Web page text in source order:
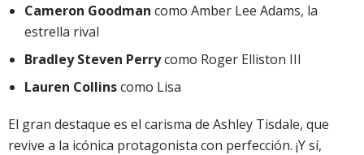
Cameron Goodman como Amber Lee Adams, la
estrella rival
Bradley Steven Perrycomo Roger Elliston III
Lauren Collinscomo Lisa
El gran destaque es el carisma de Ashley Tisdale, que
revive a la icónica protagonista con perfección. ¡Y sí,